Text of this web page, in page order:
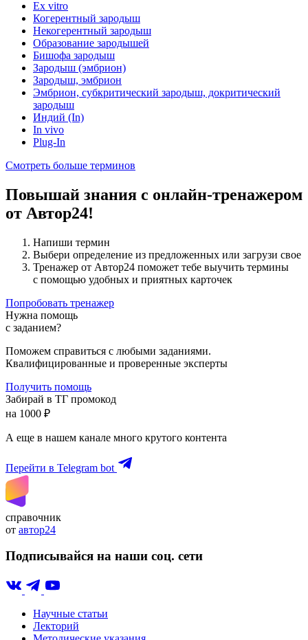
Ex vitro
Когерентный зародыш
Некогерентный зародыш
Образованиe зародышей
Бишофа зародыш
Зародыш (эмбрион)
Зародыш, эмбрион
Эмбрион, субкритический зародыш, докритический
зародыш
Индий (In)
In vivo
Plug-In
Смотреть больше терминов
Повышай знания с онлайн-тренажером
от Автор24!
Напиши термин
Выбери определение из предложенных или загрузи свое
Тренажер от Автор24 поможет тебе выучить термины
с помощью удобных и приятных карточек
Попробовать тренажер
Нужна помощь
с заданием?
Поможем справиться с любыми заданиями.
Квалифицированные и проверенные эксперты
Получить помощь
Забирай в ТГ промокод
на 1000 ₽
А еще в нашем канале много крутого контента
Перейти в Telegram bot
справочник
от автор24
Подписывайся на наши соц. сети
Научные статьи
Лекторий